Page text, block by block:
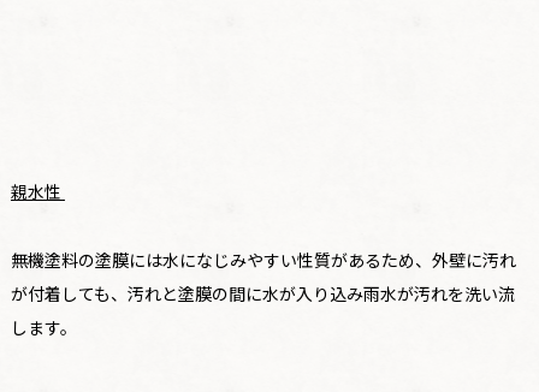
親水性
無機塗料の塗膜には水になじみやすい性質があるため、外壁に汚れ
が付着しても、汚れと塗膜の間に水が入り込み雨水が汚れを洗い流
します。